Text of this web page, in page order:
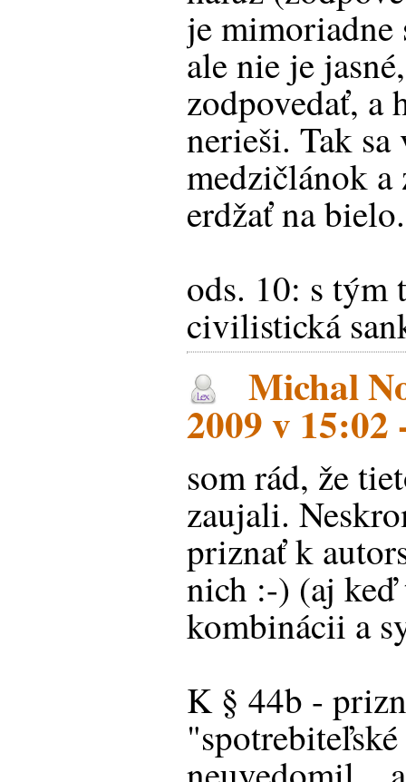
je mimoriadne
ale nie je
zodpovedať, a
nerieši. Tak
medzičlánok
erdžať na
ods. 10: s tým
civilistická
Michal
2009 v 15:02
som rád, že
zaujali.
priznať k
nich :-) (aj
kombinácii a
K § 44b -